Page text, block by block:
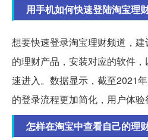
用手机如何快速登陆淘宝理
想要快速登录淘宝理财频道，
的理财产品，安装对应的软件
速进入。数据显示，截至2021
的登录流程更加简化，用户体验
怎样在淘宝中查看自己的理